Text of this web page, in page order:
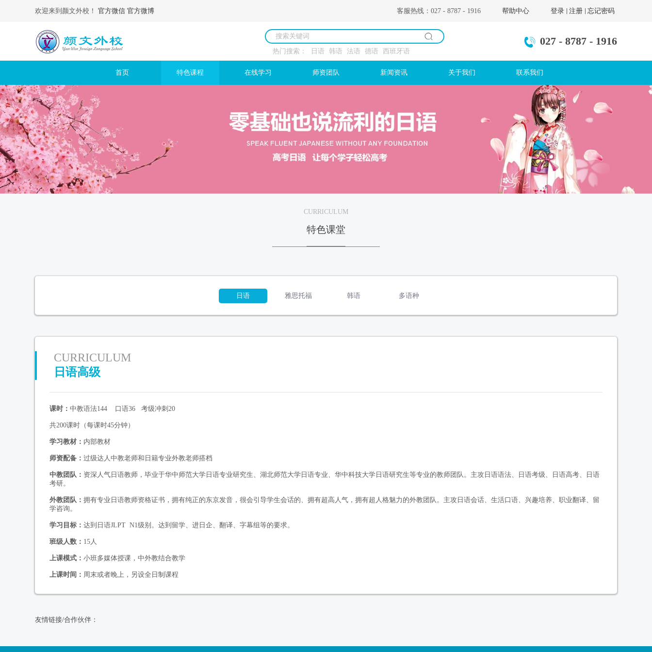
欢迎来到颜文外校！ 官方微信 官方微博 客服热线：027 - 8787 - 1916 帮助中心 登录 注册 忘记密码
热门搜索： 日语 韩语 法语 德语 西班牙语
027 - 8787 - 1916
首页 特色课程 在线学习 师资团队 新闻资讯 关于我们 联系我们
CURRICULUM
特色课堂
日语 雅思托福 韩语 多语种
CURRICULUM
日语高级
课时： 中教语法144 口语36 考级冲刺20
共200课时（每课时45分钟）
学习教材： 内部教材
师资配备： 过级达人中教老师和日籍专业外教老师搭档
中教团队： 资深人气日语教师，毕业于华中师范大学日语专业研究生、湖北师范大学日语专业、华中科技大学日语研究生等专业的教师团队。主攻日语语法、日语考级、日语高考、日语
考研。
外教团队： 拥有专业日语教师资格证书，拥有纯正的东京发音，很会引导学生会话的、拥有超高人气，拥有超人格魅力的外教团队。主攻日语会话、生活口语、兴趣培养、职业翻译、留
学咨询。
学习目标： 达到日语JLPT N1级别。达到留学、进日企、翻译、字幕组等的要求。
班级人数： 15人
上课模式： 小班多媒体授课，中外教结合教学
上课时间： 周末或者晚上，另设全日制课程
友情链接/合作伙伴：